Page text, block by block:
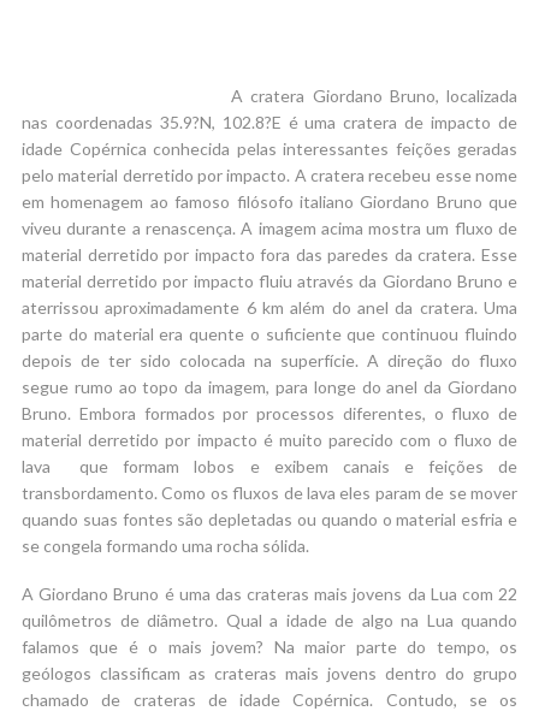
A cratera Giordano Bruno, localizada
nas coordenadas 35.9?N, 102.8?E é uma cratera de impacto de
idade Copérnica conhecida pelas interessantes feições geradas
pelo material derretido por impacto. A cratera recebeu esse nome
em homenagem ao famoso filósofo italiano Giordano Bruno que
viveu durante a renascença. A imagem acima mostra um fluxo de
material derretido por impacto fora das paredes da cratera. Esse
material derretido por impacto fluiu através da Giordano Bruno e
aterrissou aproximadamente 6 km além do anel da cratera. Uma
parte do material era quente o suficiente que continuou fluindo
depois de ter sido colocada na superfície. A direção do fluxo
segue rumo ao topo da imagem, para longe do anel da Giordano
Bruno. Embora formados por processos diferentes, o fluxo de
material derretido por impacto é muito parecido com o fluxo de
lava que formam lobos e exibem canais e feições de
transbordamento. Como os fluxos de lava eles param de se mover
quando suas fontes são depletadas ou quando o material esfria e
se congela formando uma rocha sólida.
A Giordano Bruno é uma das crateras mais jovens da Lua com 22
quilômetros de diâmetro. Qual a idade de algo na Lua quando
falamos que é o mais jovem? Na maior parte do tempo, os
geólogos classificam as crateras mais jovens dentro do grupo
chamado de crateras de idade Copérnica. Contudo, se os